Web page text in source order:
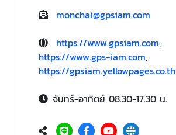
monchai@gpsiam.com
https://www.gpsiam.com,
https://www.gps-iam.com,
https://gpsiam.yellowpages.co.th
จันทร์-อาทิตย์ 08.30-17.30 น.